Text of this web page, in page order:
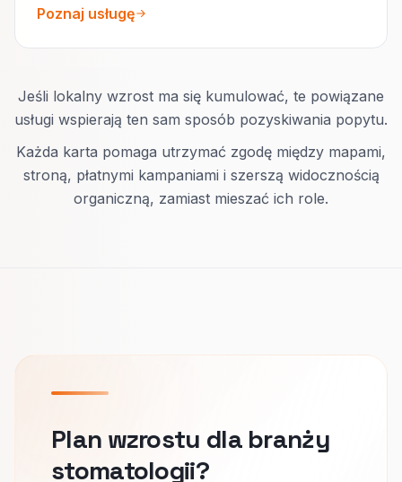
Poznaj usługę
Jeśli lokalny wzrost ma się kumulować, te powiązane
usługi wspierają ten sam sposób pozyskiwania popytu.
Każda karta pomaga utrzymać zgodę między mapami,
stroną, płatnymi kampaniami i szerszą widocznością
organiczną, zamiast mieszać ich role.
Plan wzrostu dla branży
stomatologii?